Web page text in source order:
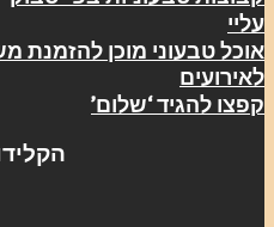
עליי
אוכל טבעוני מוכן להזמנת
לאירועים
קפצו להגיד ‘שלום’